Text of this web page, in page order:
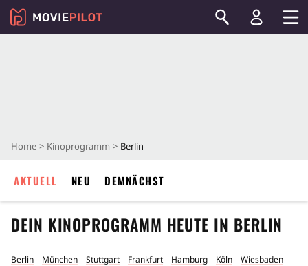
Home Kinoprogramm Berlin
AKTUELL NEU DEMNÄCHST
DEIN KINOPROGRAMM HEUTE IN BERLIN
Berlin München Stuttgart Frankfurt Hamburg Köln
Wiesbaden